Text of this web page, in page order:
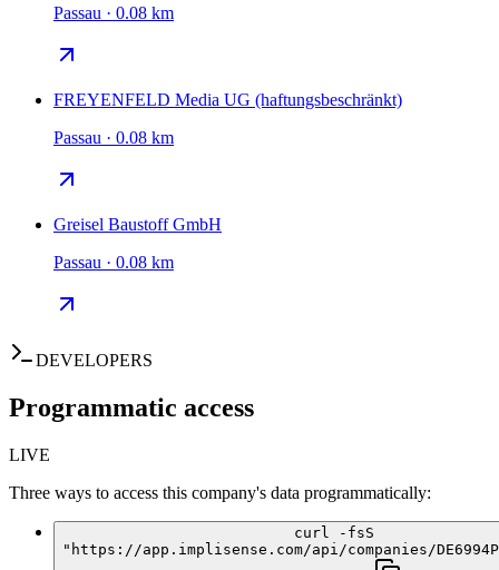
Passau · 0.08 km
FREYENFELD Media UG (haftungsbeschränkt)
Passau · 0.08 km
Greisel Baustoff GmbH
Passau · 0.08 km
DEVELOPERS
Programmatic access
LIVE
Three ways to access this company's data programmatically:
curl -fsS
"https://app.implisense.com/api/companies/